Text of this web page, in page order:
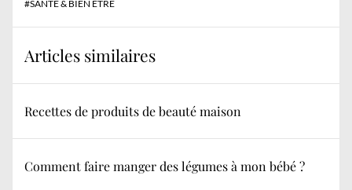
#SANTÉ & BIEN ÊTRE
Articles similaires
Recettes de produits de beauté maison
Comment faire manger des légumes à mon bébé ?